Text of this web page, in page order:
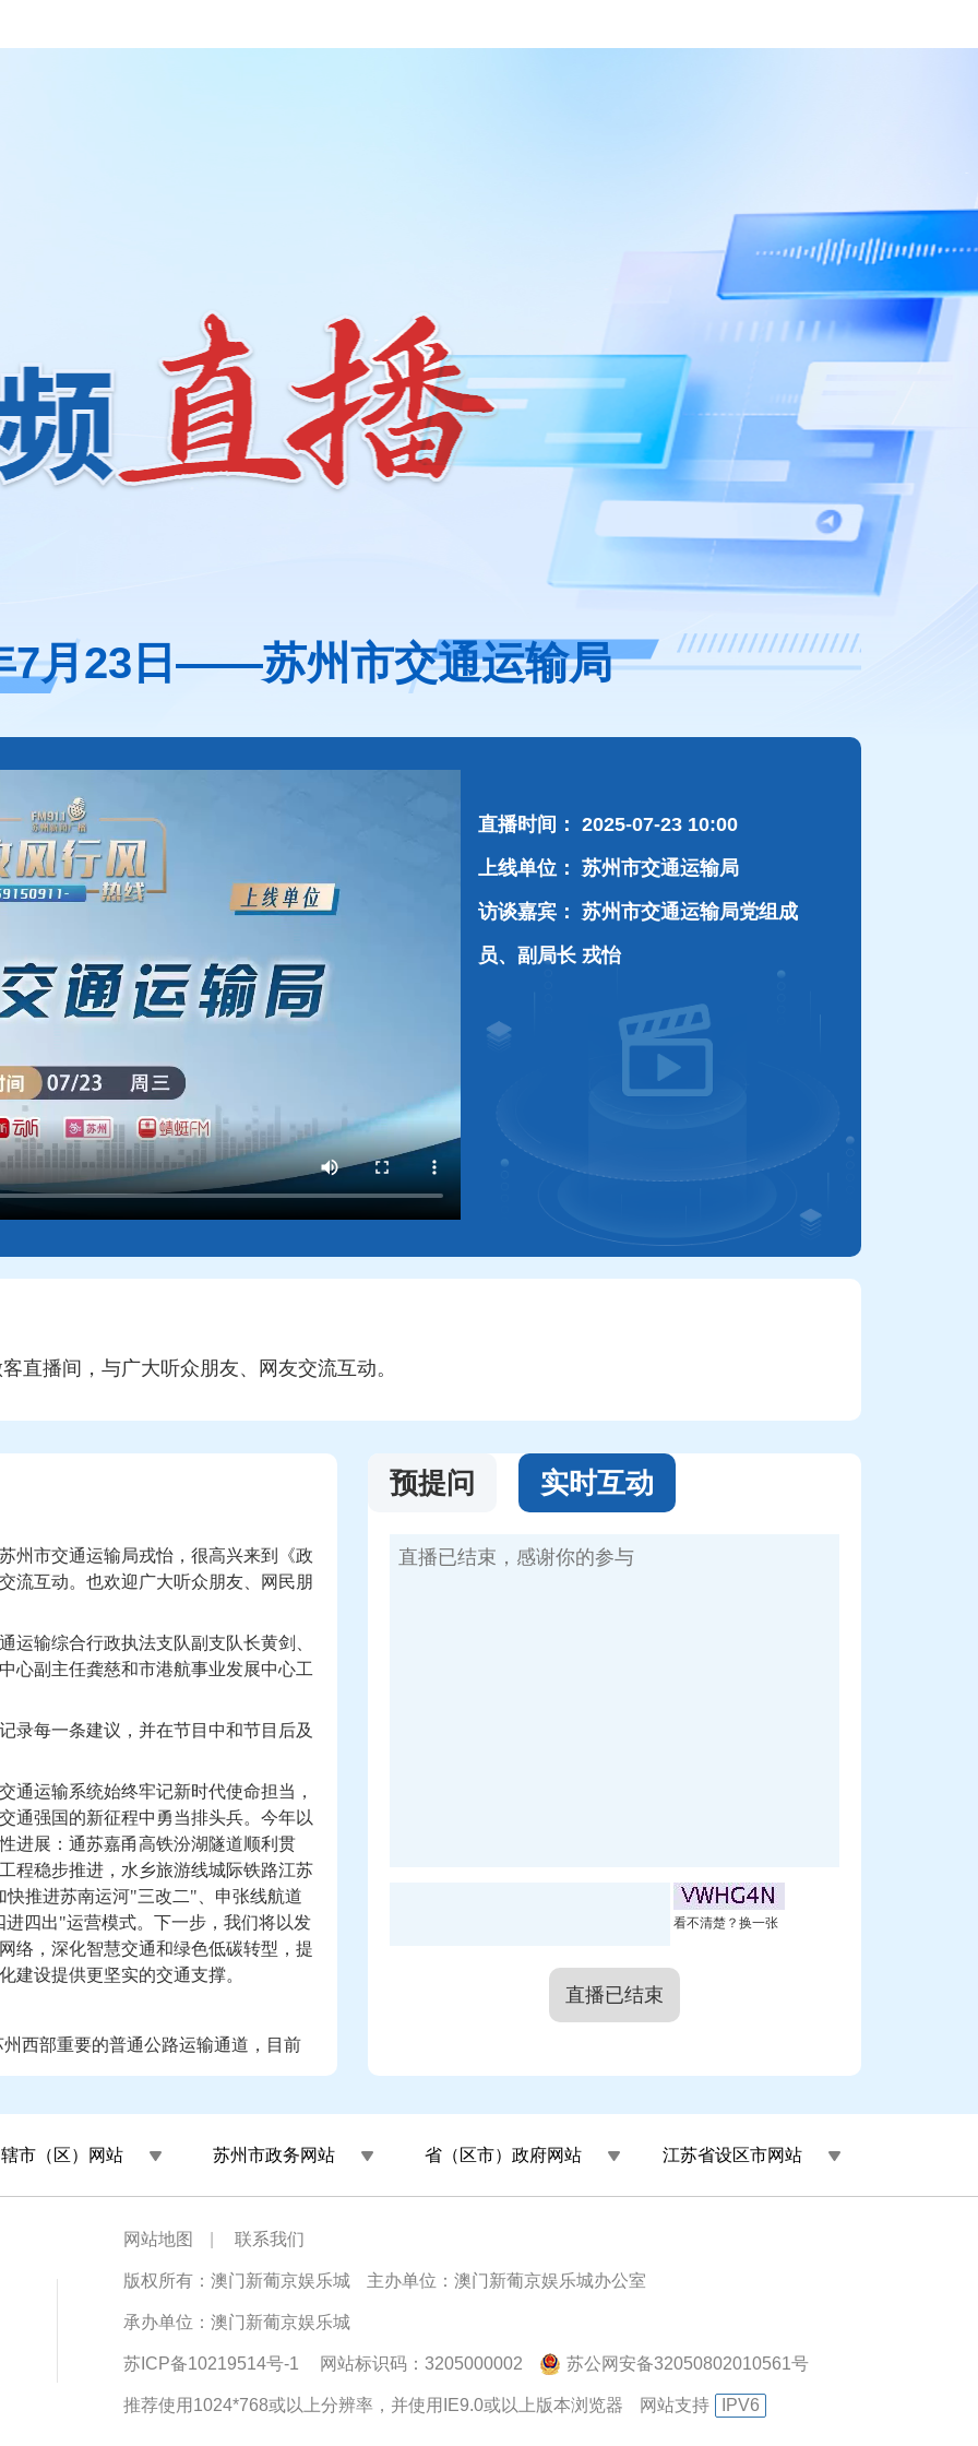
7月23日——苏州市交通运输局
直播时间： 2025-07-23 10:00
上线单位： 苏州市交通运输局
访谈嘉宾： 苏州市交通运输局党组成
员、副局长 戎怡
直播间，与广大听众朋友、网友交流互动。
州市交通运输局戎怡，很高兴来到《政
流互动。也欢迎广大听众朋友、网民朋
运输综合行政执法支队副支队长黄剑、
心副主任龚慈和市港航事业发展中心工
录每一条建议，并在节目中和节目后及
通运输系统始终牢记新时代使命担当，
通强国的新征程中勇当排头兵。今年以
进展：通苏嘉甬高铁汾湖隧道顺利贯
程稳步推进，水乡旅游线城际铁路江苏
快推进苏南运河"三改二"、申张线航道
四出"运营模式。下一步，我们将以发
络，深化智慧交通和绿色低碳转型，提
建设提供更坚实的交通支撑。
西部重要的普通公路运输通道，目前
，沿老路线位向北，止于昆仑山路北
正式开工建设，预计2026年2月建成通
国道通行能力和服务水平，完善区域路
，实施新建道路，第二阶段利用新建道
梁工程钻孔桩已全部完成，下部结构完
预提问 实时互动
看不清楚？换一张
直播已结束
市（区）网站 苏州市政务网站 省（区市）政府网站 江苏省设区市网站
网站地图 联系我们
版权所有：澳门新葡京娱乐城 主办单位：澳门新葡京娱乐城办公室
承办单位：澳门新葡京娱乐城
苏ICP备10219514号-1 网站标识码：3205000002 苏公网安备32050802010561号
推荐使用1024*768或以上分辨率，并使用IE9.0或以上版本浏览器 网站支持 IPV6